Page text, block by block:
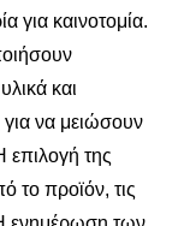
για καινοτομία.
και
να μειώσουν
επιλογή της
το προϊόν, τις